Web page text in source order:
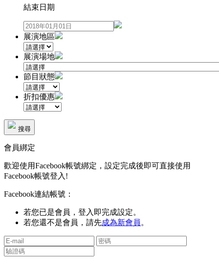
結束日期
展演地區
展演場地
節目狀態
折扣優惠
搜尋
會員綁定
歡迎使用Facebook帳號綁定，設定完成後即可直接使用
Facebook帳號登入!
Facebook連結帳號：
若您已是會員，登入即完成設定。
若您還不是會員，請先成為新會員 。